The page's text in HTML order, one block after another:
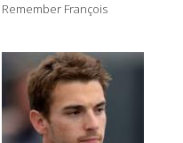
Remember François